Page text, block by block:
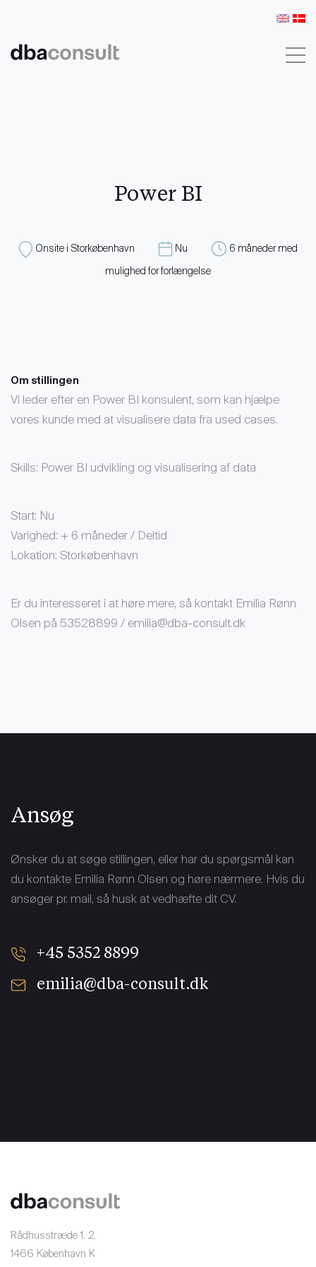
Power BI
Onsite i Storkøbenhavn Nu 6 måneder med
mulighed for forlængelse
Om stillingen
Vi leder efter en Power BI konsulent, som kan hjælpe
vores kunde med at visualisere data fra used cases.
Skills: Power BI udvikling og visualisering af data
Start: Nu
Varighed: + 6 måneder / Deltid
Lokation: Storkøbenhavn
Er du interesseret i at høre mere, så kontakt Emilia Rønn
Olsen på 53528899 / emilia@dba-consult.dk
Ansøg
Ønsker du at søge stillingen, eller har du spørgsmål kan
du kontakte Emilia Rønn Olsen og høre nærmere. Hvis du
ansøger pr. mail, så husk at vedhæfte dit CV.
+45 5352 8899
emilia@dba-consult.dk
Rådhusstræde 1. 2.
1466 København K